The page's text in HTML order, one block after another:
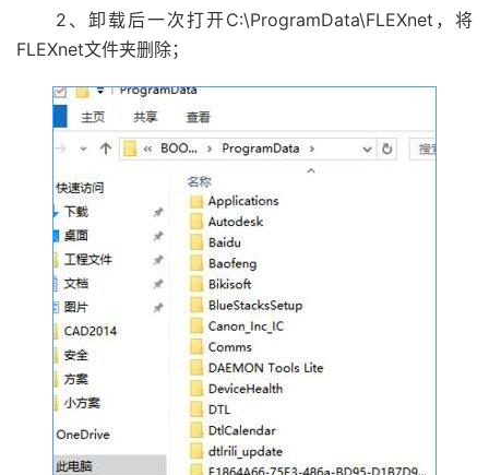
2、卸载后一次打开C:\ProgramData\FLEXnet，将
FLEXnet文件夹删除；